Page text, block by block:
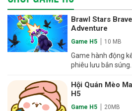
Brawl Stars Brave
Adventure
Game H5 10 MB
Game hành động
phiêu lưu bắn súng.
Hội Quán Mèo
H5
Game H5 20MB